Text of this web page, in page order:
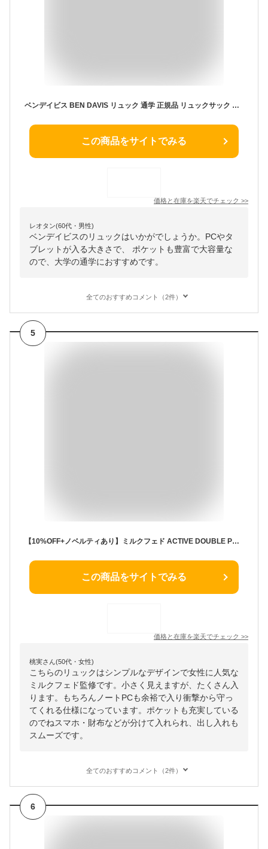
ベンデイビス BEN DAVIS リュック 通学 正規品 リュックサック バックパック デイパック 大容量 30L レディース 男女兼用 メンズ 人気 おしゃれ かっこいい 黒リュック 大きめ 通勤 タブレット PC A4 B4 15インチ 旅行 撥水 MESH XL PACK BDW-8300 BDW-8300CL
この商品をサイトでみる
価格と在庫を楽天でチェック >>
レオタン(60代・男性)
ベンデイビスのリュックはいかがでしょうか。PCやタ
ブレットが入る大きさで、 ポケットも豊富で大容量な
ので、大学の通学におすすめです。
全てのおすすめコメント（2件）
5
【10%OFF+ノベルティあり】ミルクフェド ACTIVE DOUBLE POCKET MOLLE BACKPACK MILKFED リュック リュックサック バックパック デイパック PC シンプル レディース 通学 女子 通勤 中学生 高校生 大学生 旅行 大容量 A4 B4 30L 黒 ピンク グリーン パープル 103224053008
この商品をサイトでみる
価格と在庫を楽天でチェック >>
桃実さん(50代・女性)
こちらのリュックはシンプルなデザインで女性に人気な
ミルクフェド監修です。小さく見えますが、たくさん入
ります。もちろんノートPCも余裕で入り衝撃から守っ
てくれる仕様になっています。ポケットも充実している
のでねスマホ・財布などが分けて入れられ、出し入れも
スムーズです。
全てのおすすめコメント（2件）
6